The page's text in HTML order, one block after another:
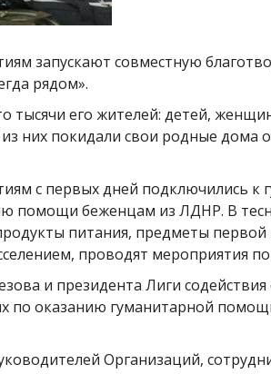
запускают совместную
рядом».
тысячи его жителей: детей,
них покидали свои родные дома
с первых дней подключились к
помощи беженцам из ЛДНР. В
питания, предметы
проводят мероприятия
и президента Лиги
по оказанию гуманитарной
Организаций,